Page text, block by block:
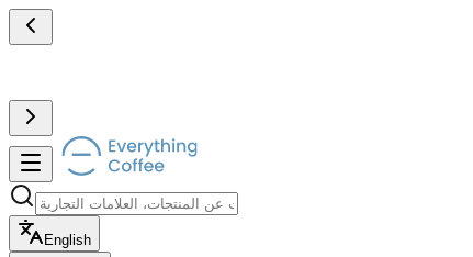
English